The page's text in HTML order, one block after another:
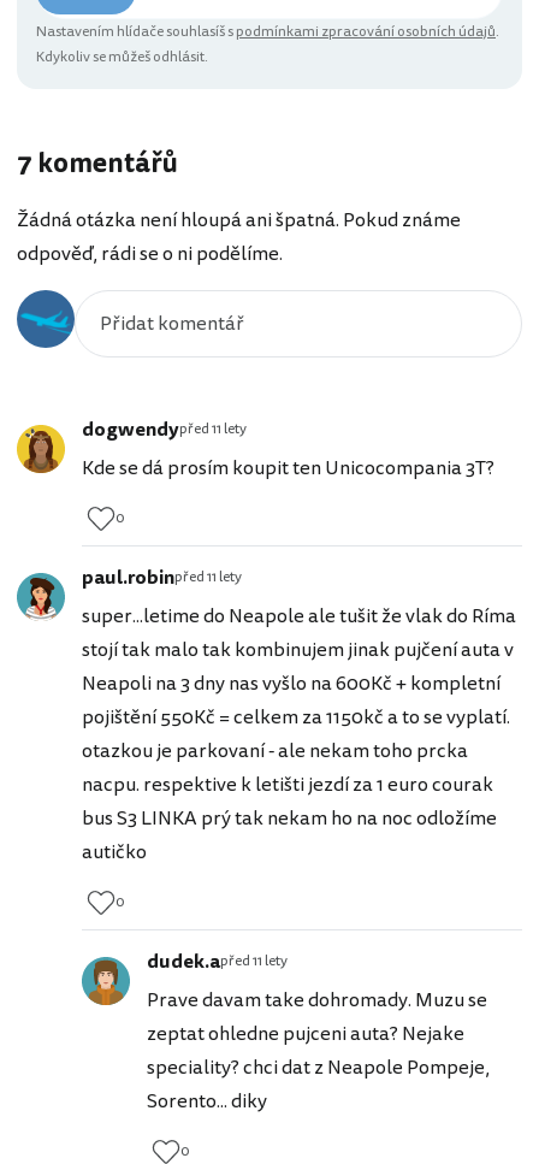
Nastavením hlídače souhlasíš spodmínkami zpracování osobních údajů.
Kdykoliv se můžeš odhlásit.
7 komentářů
Žádná otázka není hloupá ani špatná. Pokud známe
odpověď, rádi se o ni podělíme.
dogwendypřed 11 lety
Kde se dá prosím koupit ten Unicocompania 3T?
0
paul.robinpřed 11 lety
super...letime do Neapole ale tušit že vlak do Ríma
stojí tak malo tak kombinujem jinak pujčení auta v
Neapoli na 3 dny nas vyšlo na 600Kč + kompletní
pojištění 550Kč = celkem za 1150kč a to se vyplatí.
otazkou je parkovaní - ale nekam toho prcka
nacpu. respektive k letišti jezdí za 1 euro courak
bus S3 LINKA prý tak nekam ho na noc odložíme
autičko
0
dudek.apřed 11 lety
Prave davam take dohromady. Muzu se
zeptat ohledne pujceni auta? Nejake
speciality? chci dat z Neapole Pompeje,
Sorento... diky
0